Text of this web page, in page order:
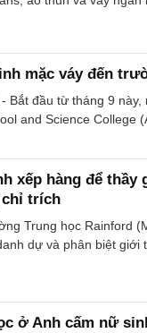
mặc váy đến
- Bắt đầu từ tháng 9
and Science College
xếp hàng để
trích
Trung học Rainford
dự và phân biệt giới
ở Anh cấm nữ